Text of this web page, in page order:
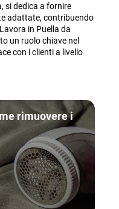
si dedica a fornire
adattate, contribuendo
in Puella da
un ruolo chiave nel
con i clienti a livello
rimuovere i